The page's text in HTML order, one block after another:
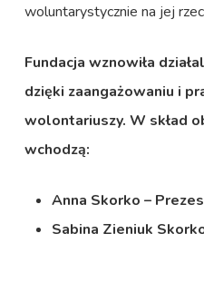
woluntarystycznie na jej
Fundacja wznowiła
dzięki zaangażowaniu i
wolontariuszy. W skład
wchodzą:
Anna Skorko –
Sabina Zieniuk